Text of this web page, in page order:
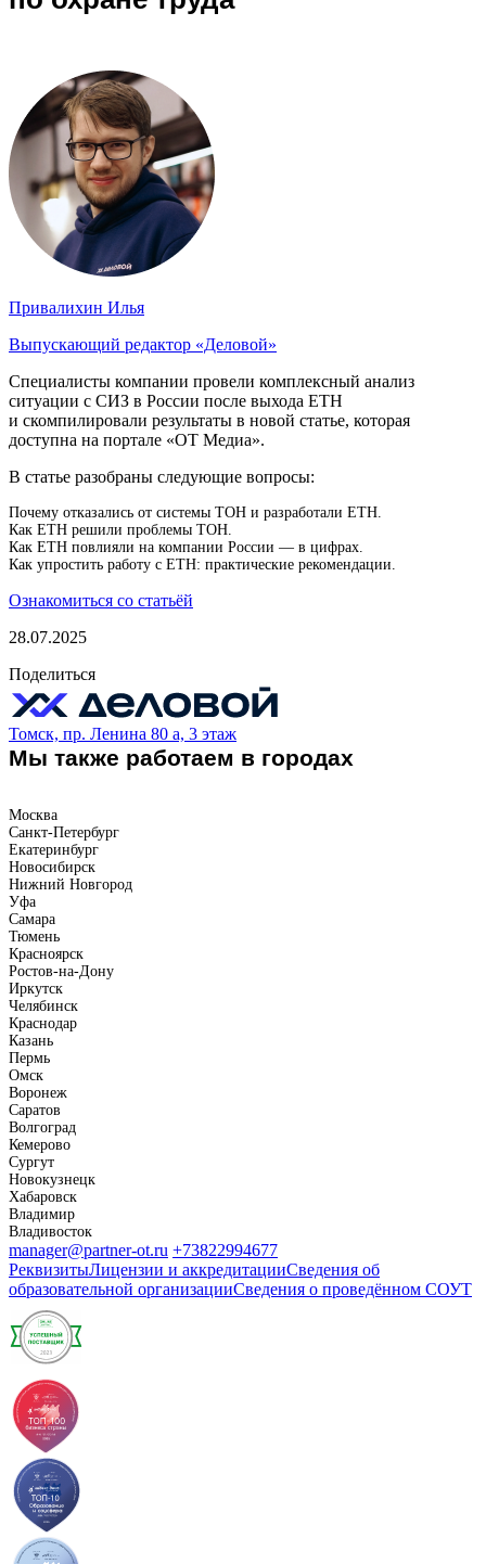
Привалихин Илья
Выпускающий редактор «Деловой»
Специалисты компании провели комплексный анализ
ситуации с СИЗ в России после выхода ЕТН
и скомпилировали результаты в новой статье, которая
доступна на портале «ОТ Медиа».
В статье разобраны следующие вопросы:
Почему отказались от системы ТОН и разработали ЕТН.
Как ЕТН решили проблемы ТОН.
Как ЕТН повлияли на компании России — в цифрах.
Как упростить работу с ЕТН: практические рекомендации.
Ознакомиться со статьёй
28.07.2025
Поделиться
Томск, пр. Ленина 80 а, 3 этаж
Мы также работаем в городах
Москва
Санкт-Петербург
Екатеринбург
Новосибирск
Нижний Новгород
Уфа
Самара
Тюмень
Красноярск
Ростов-на-Дону
Иркутск
Челябинск
Краснодар
Казань
Пермь
Омск
Воронеж
Саратов
Волгоград
Кемерово
Сургут
Новокузнецк
Хабаровск
Владимир
Владивосток
manager@partner-ot.ru +73822994677
РеквизитыЛицензии и аккредитацииСведения об
образовательной организацииСведения о проведённом СОУТ